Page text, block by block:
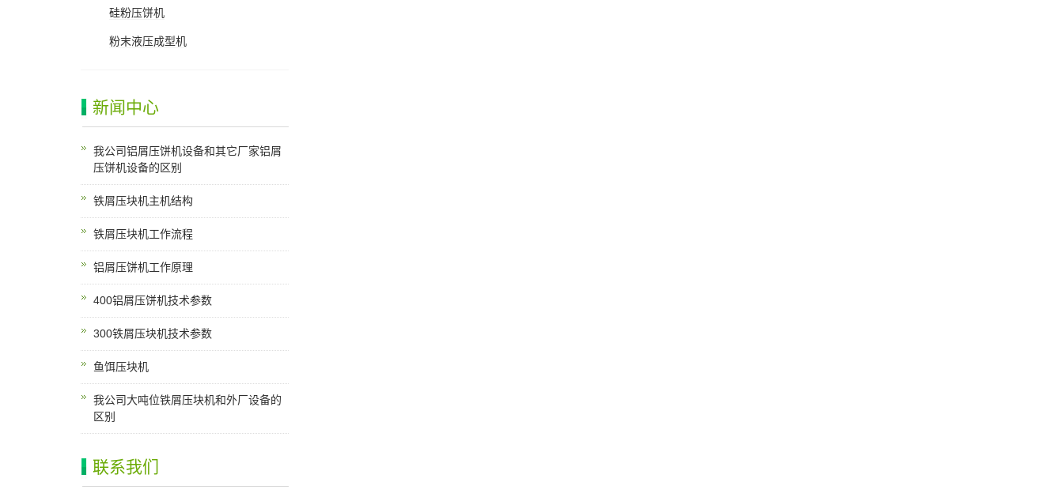
硅粉压饼机
粉末液压成型机
新闻中心
我公司铝屑压饼机设备和其它厂家铝屑
压饼机设备的区别
铁屑压块机主机结构
铁屑压块机工作流程
铝屑压饼机工作原理
400铝屑压饼机技术参数
300铁屑压块机技术参数
鱼饵压块机
我公司大吨位铁屑压块机和外厂设备的
区别
联系我们